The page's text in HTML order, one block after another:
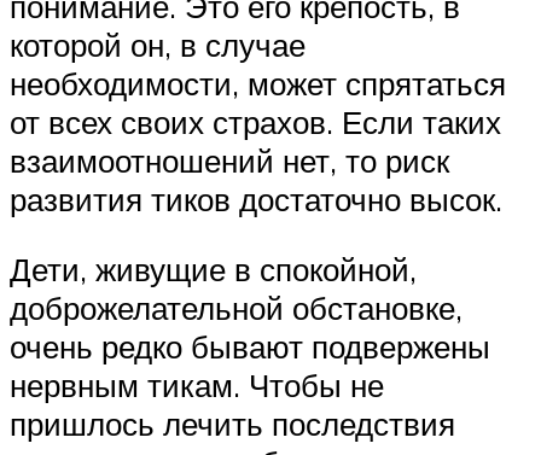
которой он, в случае
необходимости, может спрятаться
от всех своих страхов. Если таких
взаимоотношений нет, то риск
развития тиков достаточно высок.
Дети, живущие в спокойной,
доброжелательной обстановке,
очень редко бывают подвержены
нервным тикам. Чтобы не
пришлось лечить последствия